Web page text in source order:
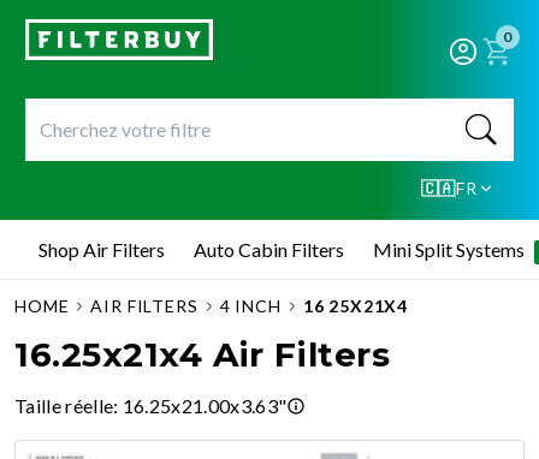
0
🇨🇦FR
Shop Air Filters Auto Cabin Filters Mini Split Systems
HOME AIR FILTERS 4 INCH 16 25X21X4
16.25x21x4 Air Filters
Taille réelle: 16.25x21.00x3.63"